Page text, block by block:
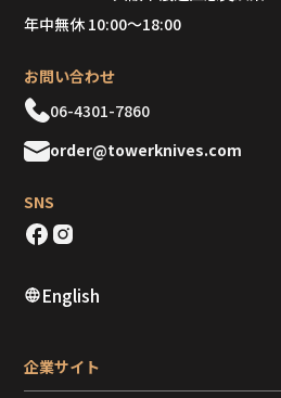
年中無休 10:00～18:00
お問い合わせ
06-4301-7860
order@towerknives.com
SNS
English
企業サイト